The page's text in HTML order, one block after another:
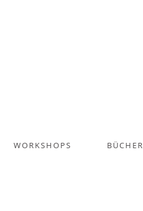
WORKSHOPS BÜCHER